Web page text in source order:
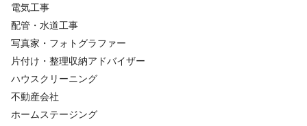
電気工事
配管・水道工事
写真家・フォトグラファー
片付け・整理収納アドバイザー
ハウスクリーニング
不動産会社
ホームステージング